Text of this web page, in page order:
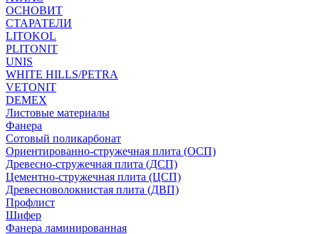
ОСНОВИТ
СТАРАТЕЛИ
LITOKOL
PLITONIT
UNIS
WHITE HILLS/PETRA
VETONIT
DEMEX
Листовые материалы
Фанера
Сотовый поликарбонат
Ориентированно-стружечная плита (ОСП)
Древесно-стружечная плита (ДСП)
Цементно-стружечная плита (ЦСП)
Древесноволокнистая плита (ДВП)
Профлист
Шифер
Фанера ламинированная